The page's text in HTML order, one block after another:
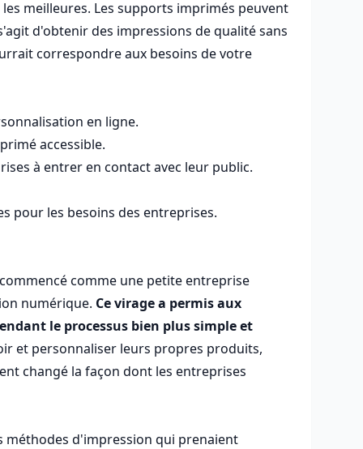
meilleures. Les supports imprimés peuvent
d'obtenir des impressions de qualité sans
correspondre aux besoins de votre
en ligne.
accessible.
à entrer en contact avec leur public.
pour les besoins des entreprises.
comme une petite entreprise
numérique. Ce virage a permis aux
le processus bien plus simple et
et personnaliser leurs propres produits,
changé la façon dont les entreprises
méthodes d'impression qui prenaient